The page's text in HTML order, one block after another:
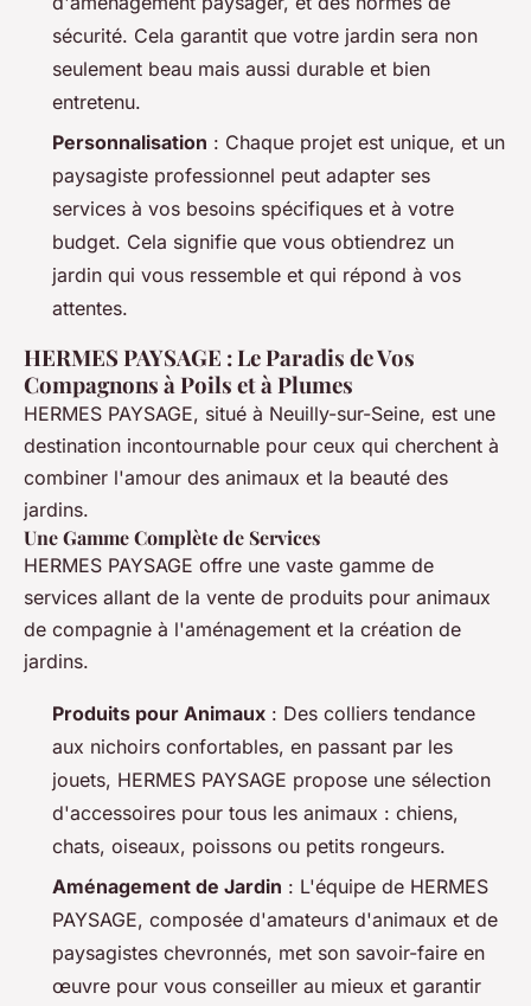
sécurité. Cela garantit que votre jardin sera non
seulement beau mais aussi durable et bien
entretenu.
Personnalisation : Chaque projet est unique, et un
paysagiste professionnel peut adapter ses
services à vos besoins spécifiques et à votre
budget. Cela signifie que vous obtiendrez un
jardin qui vous ressemble et qui répond à vos
attentes.
HERMES PAYSAGE : Le Paradis de Vos
Compagnons à Poils et à Plumes
HERMES PAYSAGE, situé à Neuilly-sur-Seine, est une
destination incontournable pour ceux qui cherchent à
combiner l'amour des animaux et la beauté des
jardins.
Une Gamme Complète de Services
HERMES PAYSAGE offre une vaste gamme de
services allant de la vente de produits pour animaux
de compagnie à l'aménagement et la création de
jardins.
Produits pour Animaux : Des colliers tendance
aux nichoirs confortables, en passant par les
jouets, HERMES PAYSAGE propose une sélection
d'accessoires pour tous les animaux : chiens,
chats, oiseaux, poissons ou petits rongeurs.
Aménagement de Jardin : L'équipe de HERMES
PAYSAGE, composée d'amateurs d'animaux et de
paysagistes chevronnés, met son savoir-faire en
œuvre pour vous conseiller au mieux et garantir